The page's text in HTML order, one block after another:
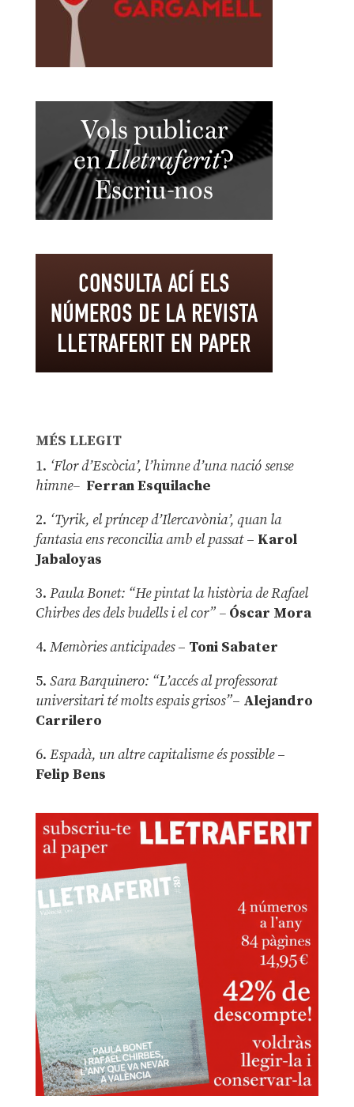
MÉS LLEGIT
1. ‘Flor d’Escòcia’, l’himne d’una nació sense
himne– Ferran Esquilache
2. ‘Tyrik, el príncep d’Ilercavònia’, quan la
fantasia ens reconcilia amb el passat– Karol
Jabaloyas
3. Paula Bonet: “He pintat la història de Rafael
Chirbes des dels budells i el cor” –Óscar Mora
4. Memòries anticipades– Toni Sabater
5. Sara Barquinero: “L’accés al professorat
universitari té molts espais grisos”– Alejandro
Carrilero
6. Espadà, un altre capitalisme és possible –
Felip Bens